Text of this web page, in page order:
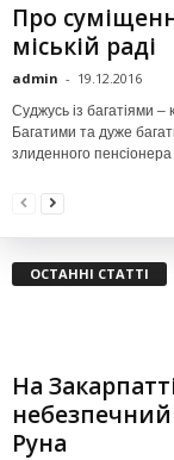
Про
міській раді
admin - 19.12.2016
Суджусь із багатіями –
Багатими та дуже
злиденного пенсіонера
ОСТАННІ СТАТТІ
На
Руна